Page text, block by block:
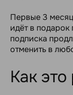
Первые 3
идёт в
подписка
отменить в
Как это